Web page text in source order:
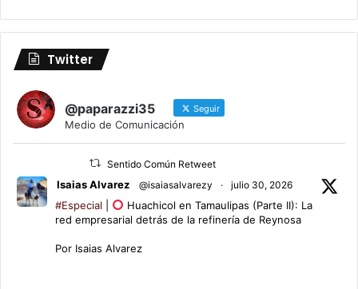
Twitter
@paparazzi35 Seguir
Medio de Comunicación
Sentido Común Retweet
Isaias Alvarez @isaiasalvarezy · julio 30, 2026
#Especial
Huachicol en Tamaulipas (Parte II): La
red empresarial detrás de la refinería de Reynosa
Por Isaias Alvarez